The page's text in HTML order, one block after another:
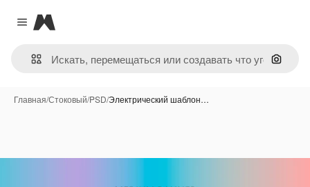
Close menu
Magnific
Поиск
Главная/Стоковый/PSD/Электрический шаблон…